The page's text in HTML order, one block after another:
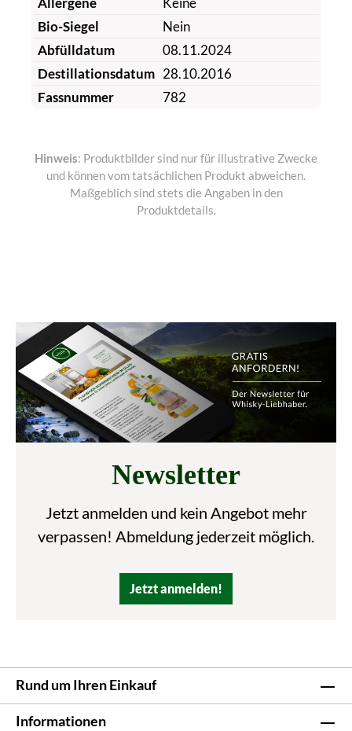
Bio-Siegel
Nein
Abfülldatum
08.11.2024
Destillationsdatum 28.10.2016
Fassnummer
782
Hinweis: Produktbilder sind nur für illustrative Zwecke
und können vom tatsächlichen Produkt abweichen.
Maßgeblich sind stets die Angaben in den
Produktdetails.
Newsletter
Jetzt anmelden und kein Angebot mehr
verpassen! Abmeldung jederzeit möglich.
Jetzt anmelden!
Rund um Ihren Einkauf
Informationen